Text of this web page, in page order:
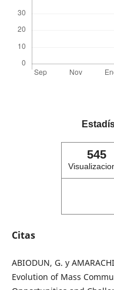
545
Citas
ABIODUN, G. y
Evolution of Mass